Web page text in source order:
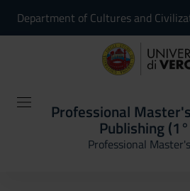
Department of Cultures and
Professional
Publishing
Professional